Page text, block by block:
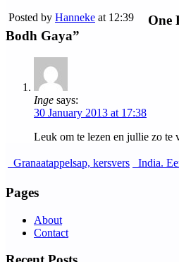
Posted by Hanneke at 12:39
One
Bodh Gaya”
Inge says:
30 January 2013 at 17:38
Leuk om te lezen en jullie zo te
Granaatappelsap, kersvers India.
Pages
About
Contact